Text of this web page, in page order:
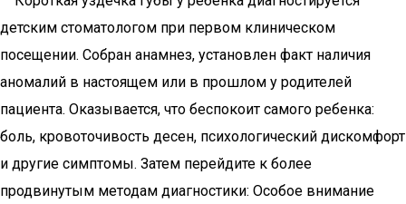
детским стоматологом при первом клиническом
посещении. Собран анамнез, установлен факт наличия
аномалий в настоящем или в прошлом у родителей
пациента. Оказывается, что беспокоит самого ребенка:
боль, кровоточивость десен, психологический дискомфорт
и другие симптомы. Затем перейдите к более
продвинутым методам диагностики: Особое внимание